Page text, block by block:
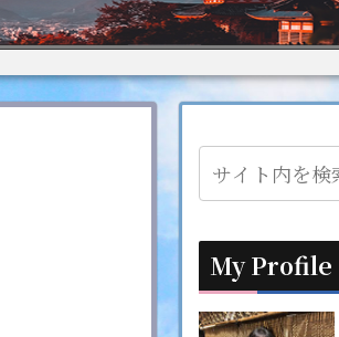
My Profile